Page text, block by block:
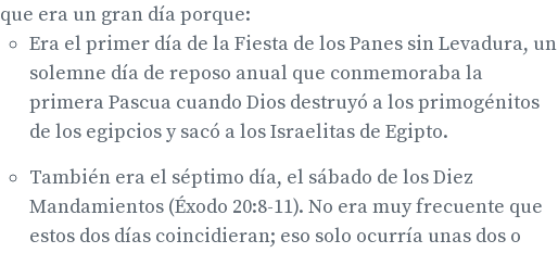
que era un gran día porque:
Era el primer día de la Fiesta de los Panes sin Levadura, un
solemne día de reposo anual que conmemoraba la
primera Pascua cuando Dios destruyó a los primogénitos
de los egipcios y sacó a los Israelitas de Egipto.
También era el séptimo día, el sábado de los Diez
Mandamientos (Éxodo 20:8-11). No era muy frecuente que
estos dos días coincidieran; eso solo ocurría unas dos o